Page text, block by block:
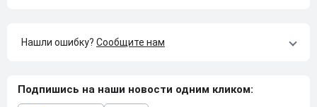
Нашли ошибку? Сообщите нам
Подпишись на наши новости одним кликом: